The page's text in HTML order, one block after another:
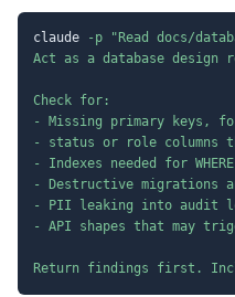
claude -p
"Read docs/
Act as a database
Check for:
- Missing primary keys,
- status or role columns
- Indexes needed for
- Destructive migrations
- PII leaking into audit
- API shapes that may
Return findings first.